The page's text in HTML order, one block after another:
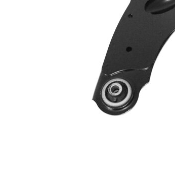
M16 x 1,5
Numéro d'article en
VKDS
326063 B